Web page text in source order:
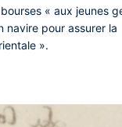
« aux jeunes
navire pour assurer la
».